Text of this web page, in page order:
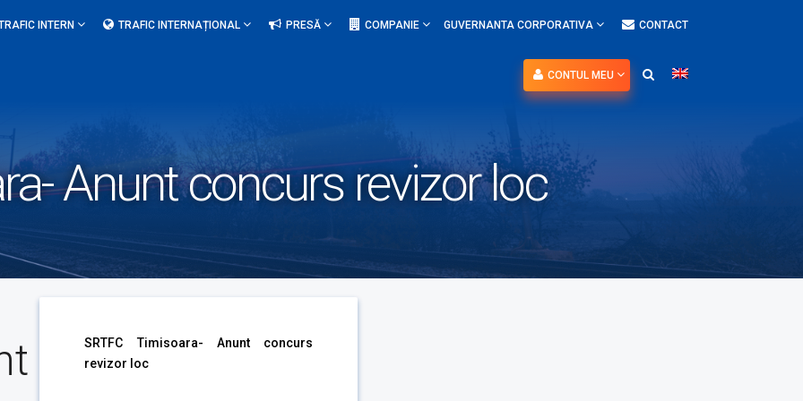
INTERN TRAFIC INTERNAȚIONAL PRESĂ COMPANIE GUVERNANTA CORPORATIVA CONTACT
CONTUL MEU
Anunt concurs revizor loc
SRTFC Timisoara- Anunt concurs
revizor loc